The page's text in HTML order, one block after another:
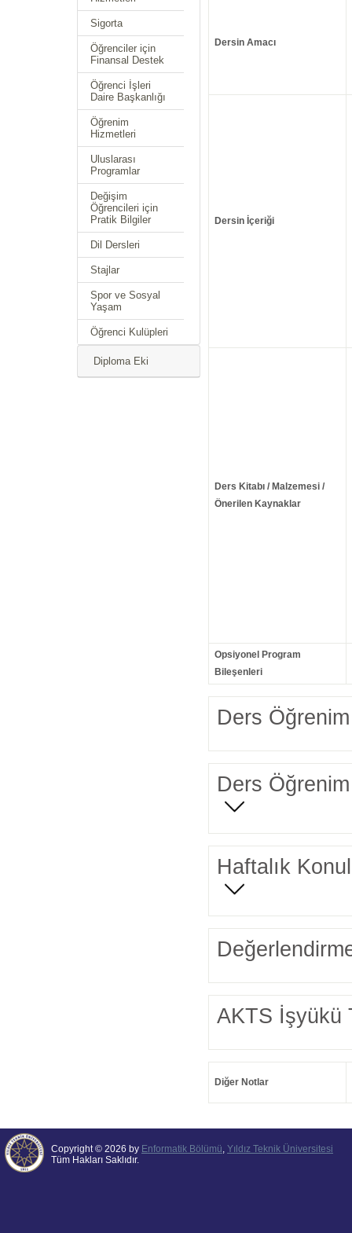
Sigorta
Öğrenciler için
Finansal Destek
Öğrenci İşleri
Daire Başkanlığı
Öğrenim
Hizmetleri
Uluslarası
Programlar
Değişim
Öğrencileri için
Pratik Bilgiler
Dil Dersleri
Stajlar
Spor ve Sosyal
Yaşam
Öğrenci Kulüpleri
Diploma Eki
Dersin Amacı
Dersin İçeriği
Ders Kitabı / Malzemesi /
Önerilen Kaynaklar
Opsiyonel Program
Bileşenleri
Ders Öğrenim
Ders Öğrenim
Haftalık
AKTS İşyükü
Diğer Notlar
Copyright © 2026 by Enformatik Bölümü, Yıldız Teknik Üniversitesi
Tüm Hakları Saklıdır.